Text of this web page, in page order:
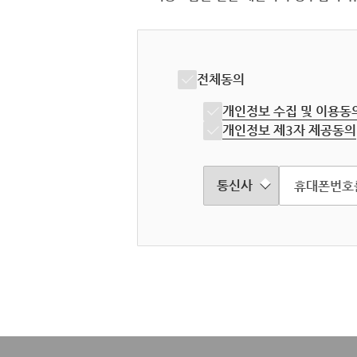
전체동의
개인정보 수집 및 이용동
개인정보 제3자 제공동의